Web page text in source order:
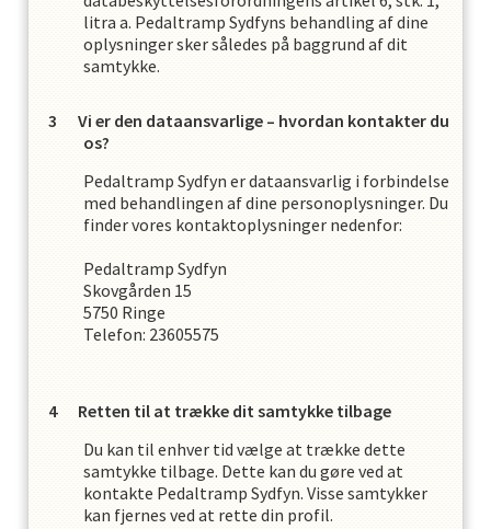
litra a. Pedaltramp Sydfyns behandling af dine
oplysninger sker således på baggrund af dit
samtykke.
Vi er den dataansvarlige – hvordan kontakter du
os?
Pedaltramp Sydfyner dataansvarlig i forbindelse
med behandlingen af dine personoplysninger. Du
finder vores kontaktoplysninger nedenfor:
Pedaltramp Sydfyn
Skovgården 15
5750 Ringe
Telefon: 23605575
Retten til at trække dit samtykke tilbage
Du kan til enhver tid vælge at trække dette
samtykke tilbage. Dette kan du gøre ved at
kontakte Pedaltramp Sydfyn. Visse samtykker
kan fjernes ved at rette din profil.